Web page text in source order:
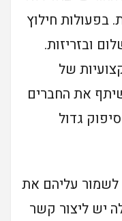
בפעולות חילוץ
ובזריזות.
של
את החברים
גדול
לשמור עליהם את
יש ליצור קשר